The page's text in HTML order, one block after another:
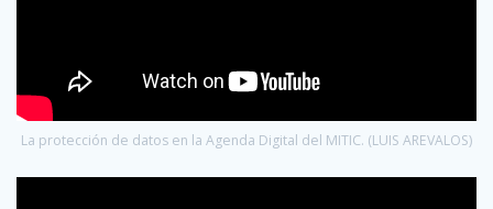
La protección de datos en la Agenda Digital del MITIC. (LUIS AREVALOS)